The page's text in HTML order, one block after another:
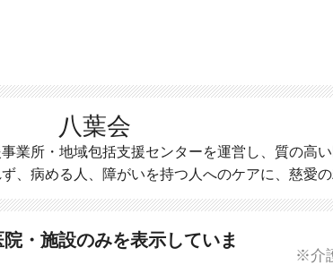
八葉会
業所・地域包括支援センターを運営し、質の高
、病める人、障がいを持つ人へのケアに、慈愛の
・施設のみを表示していま
※介